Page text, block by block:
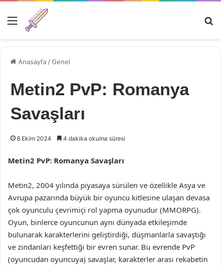
Menü
Anasayfa /Genel
Metin2 PvP: Romanya
Savaşları
8 Ekim 2024 4 dakika okuma süresi
Metin2 PvP: Romanya Savaşları
Metin2, 2004 yılında piyasaya sürülen ve özellikle Asya ve
Avrupa pazarında büyük bir oyuncu kitlesine ulaşan devasa
çok oyunculu çevrimiçi rol yapma oyunudur (MMORPG).
Oyun, binlerce oyuncunun aynı dünyada etkileşimde
bulunarak karakterlerini geliştirdiği, düşmanlarla savaştığı
ve zindanları keşfettiği bir evren sunar. Bu evrende PvP
(oyuncudan oyuncuya) savaşlar, karakterler arası rekabetin